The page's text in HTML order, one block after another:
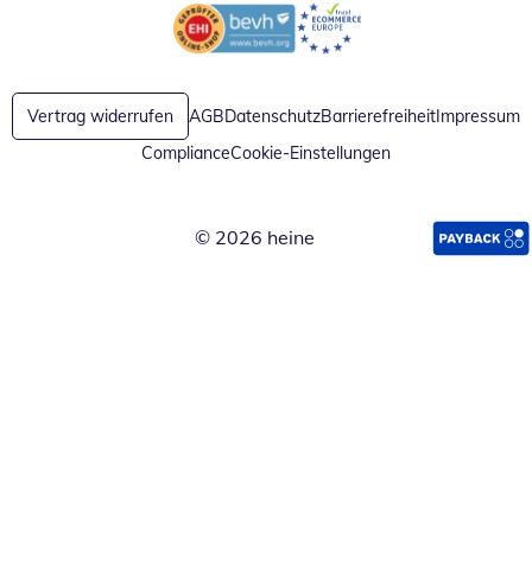
Öffnet in neuem FensterÖffnet in neuem Fenster
Vertrag widerrufen AGBDatenschutzBarrierefreiheitImpressum
ComplianceCookie-Einstellungen
© 2026 heine